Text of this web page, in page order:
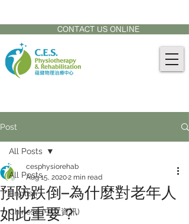
CONTACT US ONLINE
Post
All Posts
English
Chinese (中文資訊)
All Posts
預防跌倒–為什麼對老年人
如此重要？
cesphysiorehab
Aug 15, 20202 min read